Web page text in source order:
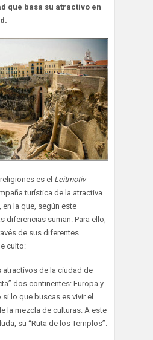
que basa su atractivo en
es el Leitmotiv
turística de la atractiva
la que, según este
diferencias suman. Para ello,
de sus diferentes
culto:
atractivos de la ciudad de
dos continentes: Europa y
lo que buscas es vivir el
la mezcla de culturas. A este
su “Ruta de los Templos”.